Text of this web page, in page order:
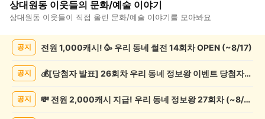
상대원동 이웃들의 문화/예술 이야기
상대원동 이웃들이 직접 올린 문화/예술 이야기를 모아봐요
화/
공지 전원 1,000캐시! 🥳 우리 동네 썰전 14회차 OPEN (~8/17)
공지 💰[당첨자 발표] 26회차 우리 동네 정보왕 이벤트 당첨자를 발표합니다!
공지 💸 전원 2,000캐시 지급! 우리 동네 정보왕 27회차 (~8/10)